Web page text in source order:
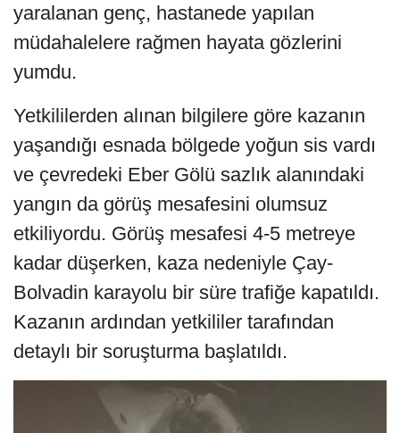
yaralanan genç, hastanede yapılan
müdahalelere rağmen hayata gözlerini
yumdu.
Yetkililerden alınan bilgilere göre kazanın
yaşandığı esnada bölgede yoğun sis vardı
ve çevredeki Eber Gölü sazlık alanındaki
yangın da görüş mesafesini olumsuz
etkiliyordu. Görüş mesafesi 4-5 metreye
kadar düşerken, kaza nedeniyle Çay-
Bolvadin karayolu bir süre trafiğe kapatıldı.
Kazanın ardından yetkililer tarafından
detaylı bir soruşturma başlatıldı.